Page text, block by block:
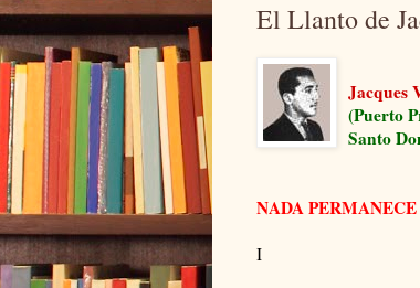
El Llanto de
Jacques
(Puerto
Santo
NADA
I